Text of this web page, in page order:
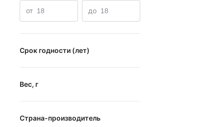
от до
Срок годности (лет)
Вес, г
Страна-производитель